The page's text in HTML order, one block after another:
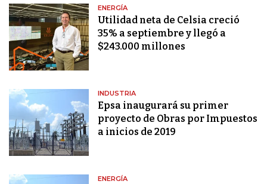
ENERGÍA
Utilidad neta de Celsia creció
35% a septiembre y llegó a
$243.000 millones
INDUSTRIA
Epsa inaugurará su primer
proyecto de Obras por Impuestos
a inicios de 2019
ENERGÍA